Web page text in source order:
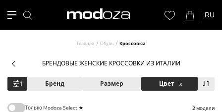
RU
Главная Обувь Кроссовки
БРЕНДОВЫЕ ЖЕНСКИЕ КРОССОВКИ ИЗ ИТАЛИИ
1 Бренд Размер Цвет x
Только Modoza Select ★ 2модели